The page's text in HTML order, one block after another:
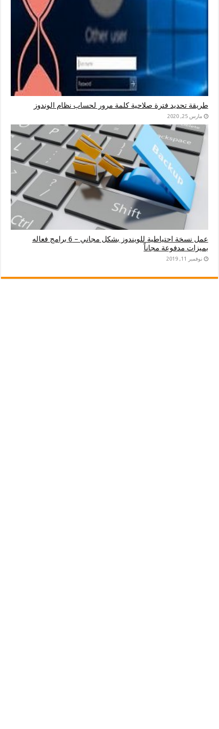
طريقة تحديد فترة صلاحية كلمة مرور لحساب نظام الوندوز
مارس 25, 2020
عمل نسخة احتياطية للويندوز بشكل مجاني – 6 برامج فعاله
بميزات مدفوعة مجاناً
نوفمبر 11, 2019